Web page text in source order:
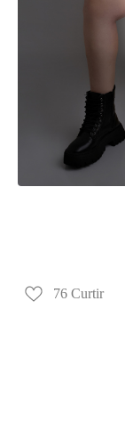
76 Curtir